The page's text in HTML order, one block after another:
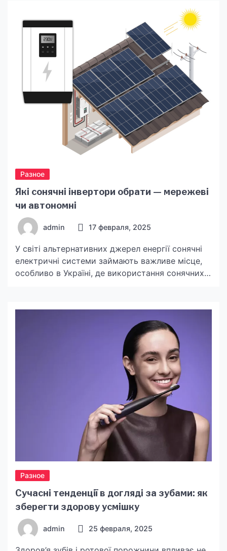
ситуации, требующие замены или изготовления
нового ключа. Рассмотрим основные случаи,
когда новые автоключи становятся
необходимостью. Крупные и мелкие компании
Организации, в распоряжении которых есть
автопарк служебных авто, регулярно
сталкиваются с необходимостью изготовления
дополнительных […]
Разное
Які сонячні інвертори обрати — мережеві
чи автономні
admin 17 февраля, 2025
У світі альтернативних джерел енергії сонячні
електричні системи займають важливе місце,
особливо в Україні, де використання сонячних
потрібно обрати відповідний інвертор, який
перетворює постійну напругу, що виробляється
сонячними панелями, на змінну, яка може бути
використана для живлення побутових приладів.
https://insolenergy.com.ua/tovary/invertoru існує
Разное
Сучасні тенденції в догляді за зубами: як
зберегти здорову усмішку
admin 25 февраля, 2025